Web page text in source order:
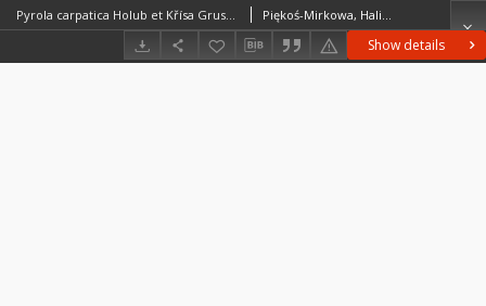
Show details
Pyrola carpatica Holub et Křísa Gruszyczka karpacka Piękoś-Mirkowa, HalinaNowak-Dańda, AnnaDańda, PiotrKuciel, Hanna